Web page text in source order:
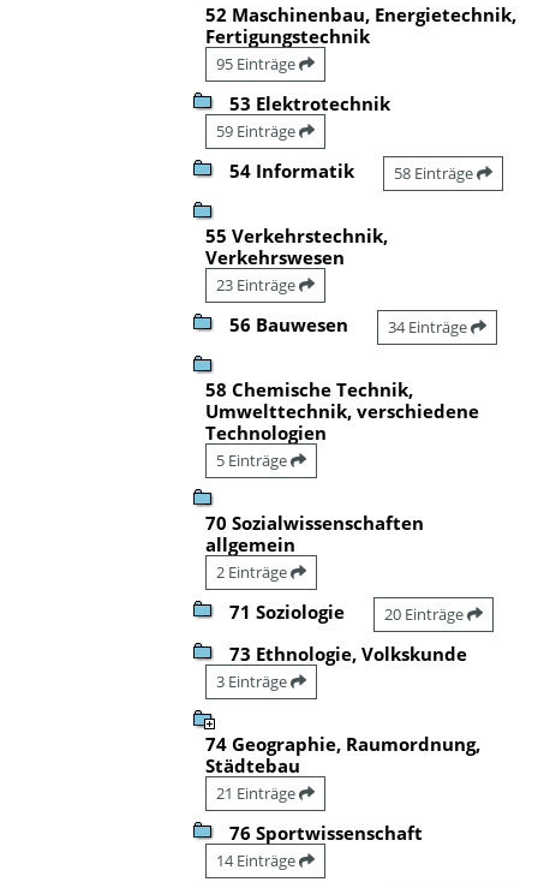
52 Maschinenbau, Energietechnik,
Fertigungstechnik
95 Einträge
53 Elektrotechnik
59 Einträge
54 Informatik 58 Einträge
55 Verkehrstechnik,
Verkehrswesen
23 Einträge
56 Bauwesen 34 Einträge
58 Chemische Technik,
Umwelttechnik, verschiedene
Technologien
5 Einträge
70 Sozialwissenschaften
allgemein
2 Einträge
71 Soziologie 20 Einträge
73 Ethnologie, Volkskunde
3 Einträge
74 Geographie, Raumordnung,
Städtebau
21 Einträge
76 Sportwissenschaft
14 Einträge